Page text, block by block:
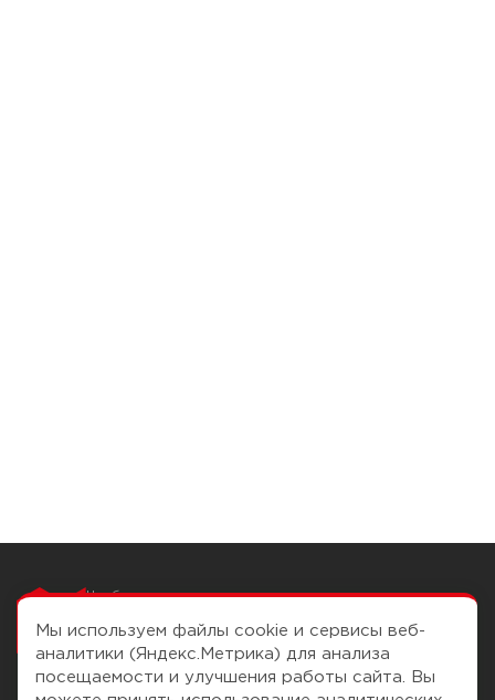
Чтобы вам легко
Мы используем файлы cookie и сервисы веб-
аналитики (Яндекс.Метрика) для анализа
посещаемости и улучшения работы сайта. Вы